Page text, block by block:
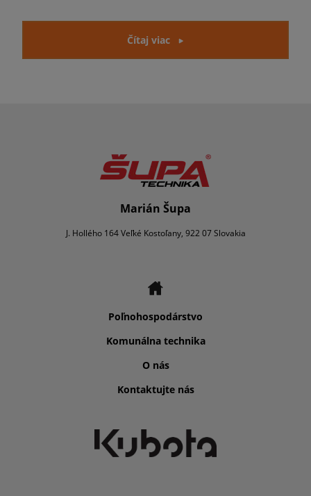
Čítaj viac
Marián Šupa
J. Hollého 164 Veľké Kostoľany, 922 07 Slovakia
Poľnohospodárstvo
Komunálna technika
O nás
Kontaktujte nás